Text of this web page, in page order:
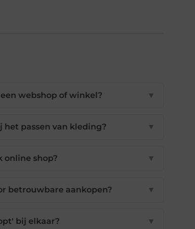
webshop of winkel? ▼
passen van kleding? ▼
online shop? ▼
betrouwbare aankopen? ▼
bij elkaar? ▼